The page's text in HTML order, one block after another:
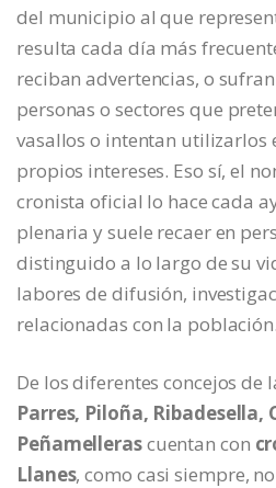
del municipio al que
resulta cada día más
reciban advertencias, o
personas o sectores que
vasallos o intentan utilizarlos
propios intereses. Eso sí, el
cronista oficial lo hace cada
plenaria y suele recaer en
distinguido a lo largo de su
labores de difusión,
relacionadas con la población.
De los diferentes concejos de
Parres, Piloña, Ribadesella,
Peñamellerascuentan con
Llanes, como casi siempre,